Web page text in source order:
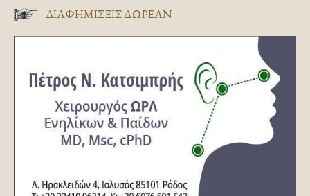
ΔΙΑΦΗΜΊΣΕΙΣ ΔΩΡΕΆΝ